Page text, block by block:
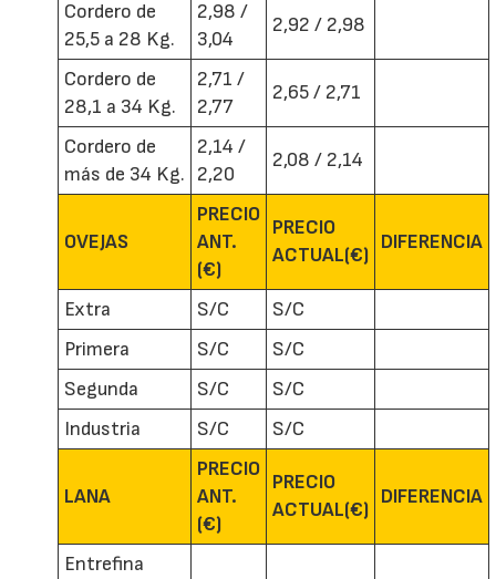
Cordero de
25,5 a 28 Kg.
2,98 /
3,04
2,92 / 2,98
Cordero de
28,1 a 34 Kg.
2,71 /
2,77
2,65 / 2,71
Cordero de
más de 34 Kg.
2,14 /
2,20
2,08 / 2,14
OVEJAS
PRECIO
ANT.
(€)
PRECIO
ACTUAL(€)
DIFERENCIA
Extra S/C
S/C
Primera
S/C
S/C
Segunda
S/C
S/C
Industria
S/C S/C
LANA
PRECIO
ANT.
(€)
PRECIO
ACTUAL(€)
DIFERENCIA
Entrefina